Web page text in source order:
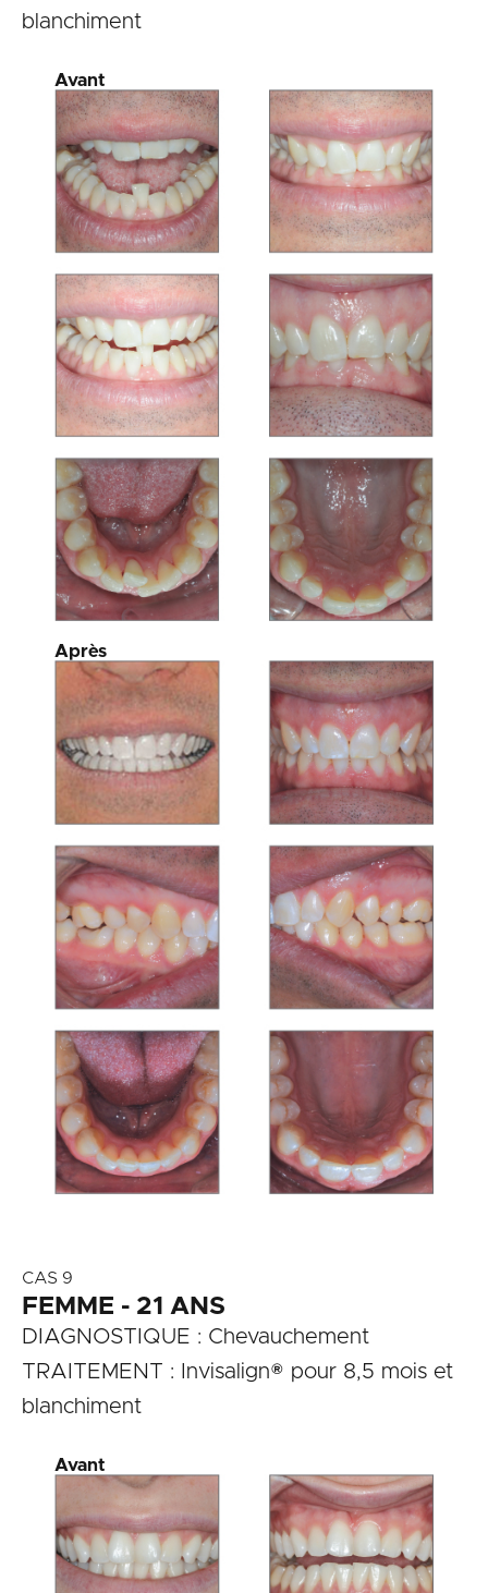
blanchiment
Avant
Après
CAS 9
FEMME - 21 ANS
DIAGNOSTIQUE : Chevauchement
TRAITEMENT : Invisalign® pour 8,5 mois et
blanchiment
Avant